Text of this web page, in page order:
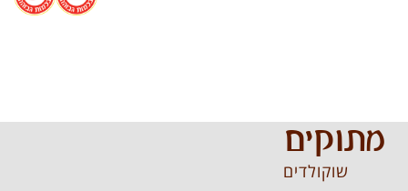
מתוקים
שוקולדים